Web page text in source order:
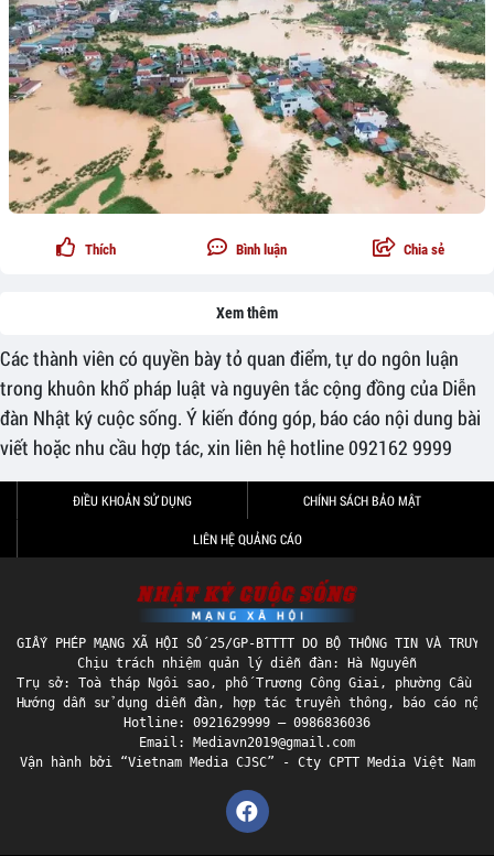
Thích Bình luận Chia sẻ
Xem thêm
Các thành viên có quyền bày tỏ quan điểm, tự do ngôn luận
trong khuôn khổ pháp luật và nguyên tắc cộng đồng của Diễn
đàn Nhật ký cuộc sống. Ý kiến đóng góp, báo cáo nội dung bài
viết hoặc nhu cầu hợp tác, xin liên hệ hotline 092162 9999
ĐIỀU KHOẢN SỬ DỤNG CHÍNH SÁCH BẢO MẬT
LIÊN HỆ QUẢNG CÁO
GIẤY PHÉP MẠNG XÃ HỘI SỐ 25/GP-BTTTT DO BỘ THÔNG TIN VÀ
Chịu trách nhiệm quản lý diễn đàn: Hà Nguyễn
Trụ sở: Toà tháp Ngôi sao, phố Trương Công Giai, phường Cầu
Hướng dẫn sử dụng diễn đàn, hợp tác truyền thông, báo cáo
Hotline: 0921629999 – 0986836036
Email: Mediavn2019@gmail.com
Vận hành bởi “Vietnam Media CJSC” - Cty CPTT Media Việt Nam